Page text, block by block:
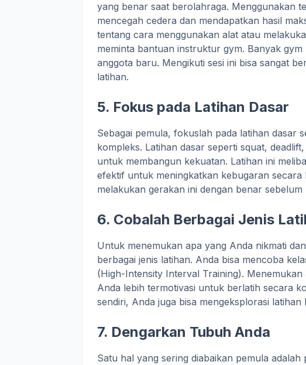
yang benar saat berolahraga. Menggunakan
mencegah cedera dan mendapatkan hasil
tentang cara menggunakan alat atau
meminta bantuan instruktur gym. Banyak
anggota baru. Mengikuti sesi ini bisa sangat
latihan.
5. Fokus pada Latihan Dasar
Sebagai pemula, fokuslah pada latihan dasar
kompleks. Latihan dasar seperti squat,
untuk membangun kekuatan. Latihan ini
efektif untuk meningkatkan kebugaran
melakukan gerakan ini dengan benar
6. Cobalah Berbagai Jenis
Untuk menemukan apa yang Anda nikmati
berbagai jenis latihan. Anda bisa mencoba
(High-Intensity Interval Training).
Anda lebih termotivasi untuk berlatih secara
sendiri, Anda juga bisa mengeksplorasi
7. Dengarkan Tubuh Anda
Satu hal yang sering diabaikan pemula